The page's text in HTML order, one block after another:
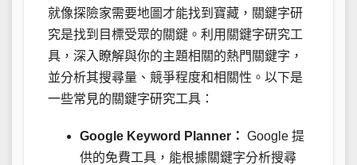
就像探險家需要地圖才能找到寶藏，關鍵字研
究是找到目標受眾的關鍵。利用關鍵字研究工
具，深入瞭解與你的主題相關的熱門關鍵字，
並分析其搜尋量、競爭程度和相關性。以下是
一些常見的關鍵字研究工具：
Google Keyword Planner： Google 提
供的免費工具，能根據關鍵字分析搜尋